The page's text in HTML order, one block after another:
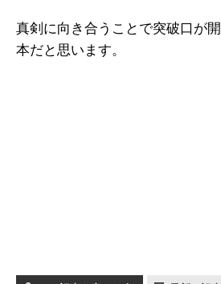
真剣に向き合うことで突破口が
本だと思います。